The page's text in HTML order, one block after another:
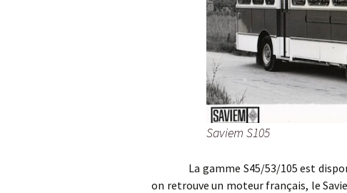
Saviem S105
La gamme S45/53/105 est
on retrouve un moteur français, le